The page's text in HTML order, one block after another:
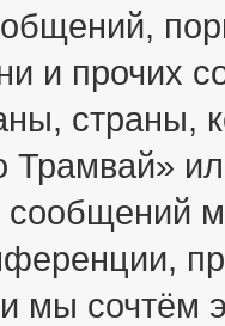
и прочих
страны,
мы